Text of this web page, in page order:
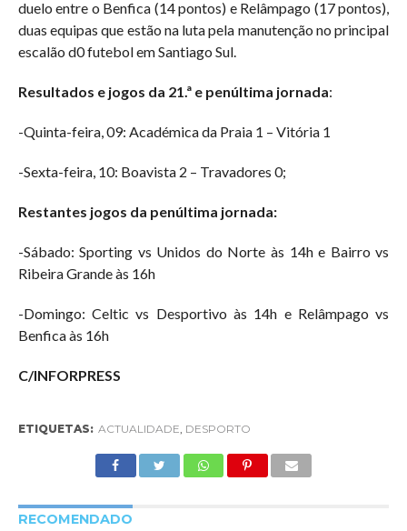
duelo entre o Benfica (14 pontos) e Relâmpago (17 pontos),
duas equipas que estão na luta pela manutenção no principal
escalão d0 futebol em Santiago Sul.
Resultados e jogos da 21.ª e penúltima jornada:
-Quinta-feira, 09: Académica da Praia 1 – Vitória 1
-Sexta-feira, 10: Boavista 2 – Travadores 0;
Restantes jogos da penúltima jornada:
-Sábado: Sporting vs Unidos do Norte às 14h e Bairro vs
Ribeira Grande às 16h
-Domingo: Celtic vs Desportivo às 14h e Relâmpago vs
Benfica às 16h
C/INFORPRESS
ETIQUETAS: ACTUALIDADE DESPORTO
RECOMENDADO